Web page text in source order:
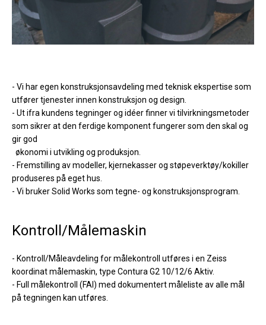
- Vi har egen konstruksjonsavdeling med teknisk ekspertise som
utfører tjenester innen konstruksjon og design.
- Ut ifra kundens tegninger og idéer finner vi tilvirkningsmetoder
som sikrer at den ferdige komponent fungerer som den skal og
gir god
‎ ‎ økonomi i utvikling og produksjon.
- Fremstilling av modeller, kjernekasser og støpeverktøy/kokiller
produseres på eget hus.
- Vi bruker Solid Works som tegne- og konstruksjonsprogram.
Kontroll/Målemaskin
- Kontroll/Måleavdeling for målekontroll utføres i en Zeiss
koordinat målemaskin, type Contura G2 10/12/6 Aktiv.
- Full målekontroll (FAI) med dokumentert måleliste av alle mål
på tegningen kan utføres.